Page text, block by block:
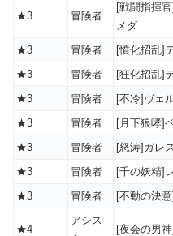
★3 冒険者
[戦闘指揮
メダ
★3 冒険者 [憤化招乱]
★3
冒険者 [狂化招乱]
★3
冒険者 [不冷]ヴェ
★3
冒険者 [月下狼哮]
★3
冒険者 [怒涛]ガレ
★3
冒険者 [千の妖精]
★3
冒険者 [不動の決
★4
アシス
[夜会の男